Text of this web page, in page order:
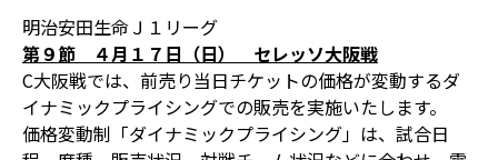
明治安田生命Ｊ１リーグ
第９節 ４月１７日（日） セレッソ大阪戦
C大阪戦では、前売り当日チケットの価格が変動するダ
イナミックプライシングでの販売を実施いたします。
価格変動制「ダイナミックプライシング」は、試合日